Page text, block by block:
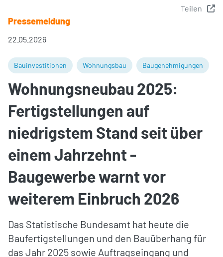
Teilen
Pressemeldung
22.05.2026
Bauinvestitionen Wohnungsbau Baugenehmigungen
Wohnungsneubau 2025:
Fertigstellungen auf
niedrigstem Stand seit über
einem Jahrzehnt -
Baugewerbe warnt vor
weiterem Einbruch 2026
Das Statistische Bundesamt hat heute die
Baufertigstellungen und den Bauüberhang für
das Jahr 2025 sowie Auftragseingang und